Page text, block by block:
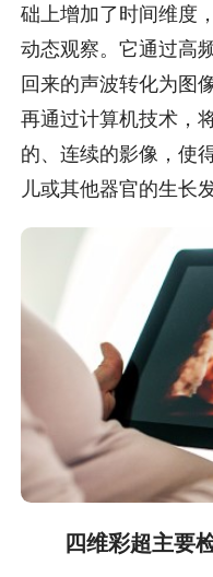
础上增加了时间维度
动态观察。它通过高
回来的声波转化为图
再通过计算机技术，
的、连续的影像，使
儿或其他器官的生长
四维彩超主要